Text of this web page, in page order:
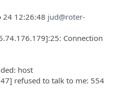
24 12:26:48 jud@roter-
Connection
host
refused to talk to me: 554